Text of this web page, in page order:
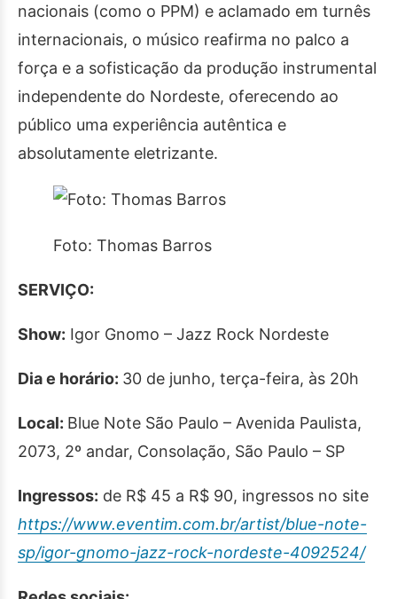
nacionais (como o PPM) e aclamado em turnês
internacionais, o músico reafirma no palco a
força e a sofisticação da produção instrumental
independente do Nordeste, oferecendo ao
público uma experiência autêntica e
absolutamente eletrizante.
Foto: Thomas Barros
SERVIÇO:
Show: Igor Gnomo – Jazz Rock Nordeste
Dia e horário: 30 de junho, terça-feira, às 20h
Local: Blue Note São Paulo – Avenida Paulista,
2073, 2º andar, Consolação, São Paulo – SP
Ingressos: de R$ 45 a R$ 90, ingressos no site
https://www.eventim.com.br/artist/blue-note-
sp/igor-gnomo-jazz-rock-nordeste-4092524/